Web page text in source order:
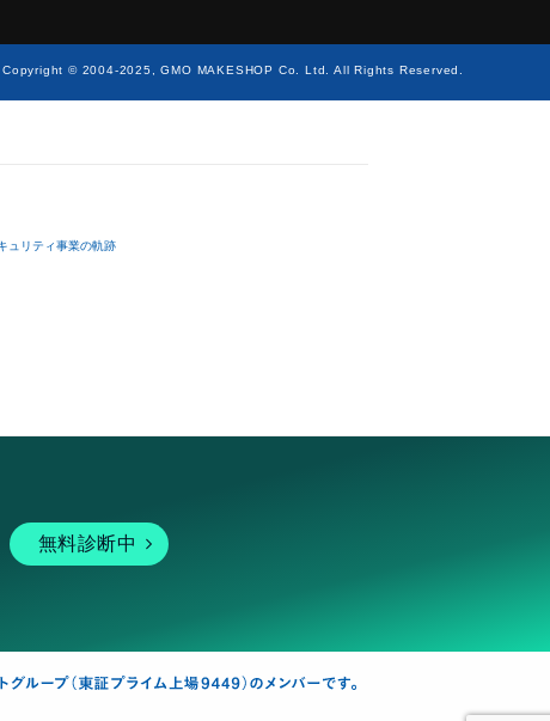
Copyright © 2004-2025, GMO MAKESHOP Co. Ltd. All Rights Reserved.
ュリティ事業の軌跡
無料診断中